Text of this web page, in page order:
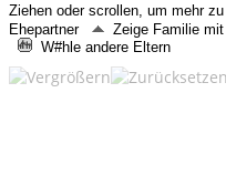
Ziehen oder scrollen, um mehr
Ehepartner
Zeige Familie
W#hle andere Eltern